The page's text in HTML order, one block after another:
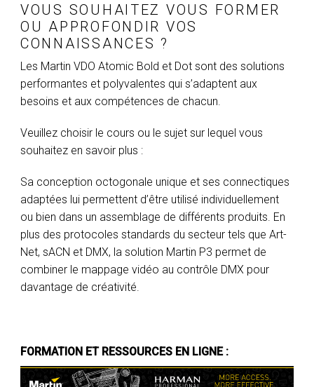
VOUS SOUHAITEZ VOUS FORMER
OU APPROFONDIR VOS
CONNAISSANCES ?
Les Martin VDO Atomic Bold et Dot sont des solutions
performantes et polyvalentes qui s’adaptent aux
besoins et aux compétences de chacun.
Veuillez choisir le cours ou le sujet sur lequel vous
souhaitez en savoir plus :
Sa conception octogonale unique et ses connectiques
adaptées lui permettent d’être utilisé individuellement
ou bien dans un assemblage de différents produits. En
plus des protocoles standards du secteur tels que Art-
Net, sACN et DMX, la solution Martin P3 permet de
combiner le mappage vidéo au contrôle DMX pour
davantage de créativité.
FORMATION ET RESSOURCES EN LIGNE :